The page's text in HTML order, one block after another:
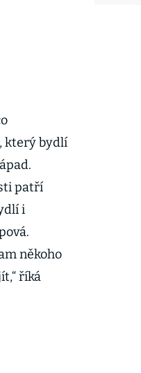
který bydlí
patří
i
někoho
říká